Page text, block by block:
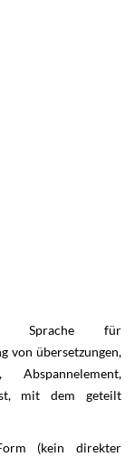
Sprache für
von übersetzungen,
mit dem geteilt
(kein direkter